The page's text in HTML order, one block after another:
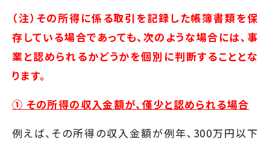
（注）その所得に係る取引を記録した帳簿書類を保
存している場合であっても、次のような場合には、事
業と認められるかどうかを個別に判断することとな
ります。
① その所得の収入金額が、僅少と認められる場合
例えば、その所得の収入金額が例年、300万円以下